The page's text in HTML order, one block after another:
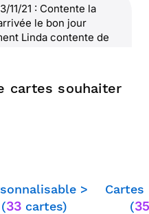
11/21 : Contente la
le bon jour
Linda contente de
il faut désormais 48h.
de
cartes souhaiter
>
(33cartes)
Cartes
(35